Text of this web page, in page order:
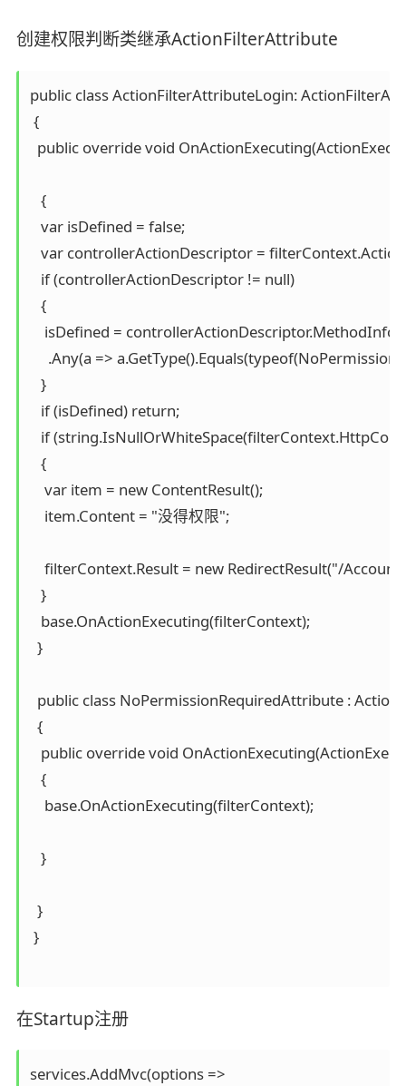
创建权限判断类继承ActionFilterAttribute
public class ActionFilterAttributeLogin:
{
public override void
   {
   var isDefined = false;
var controllerActionDescriptor =
   if (controllerActionDescriptor != null)
   {
isDefined =
.Any(a =>
   }
   if (isDefined) return;
if
   {
    var item = new ContentResult();
    item.Content = "没得权限";
filterContext.Result = new RedirectResult("/
   }
   base.OnActionExecuting(filterContext);
  }
public class NoPermissionRequiredAttribute :
  {
public override void
   {
    base.OnActionExecuting(filterContext);
   }
  }
}
在Startup注册
services.AddMvc(options =>